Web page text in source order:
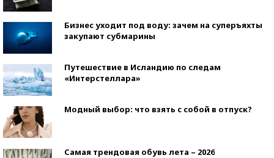
Бизнес уходит под воду: зачем на суперъяхты
закупают субмарины
Путешествие в Исландию по следам
«Интерстеллара»
Модный выбор: что взять с собой в отпуск?
Самая трендовая обувь лета – 2026